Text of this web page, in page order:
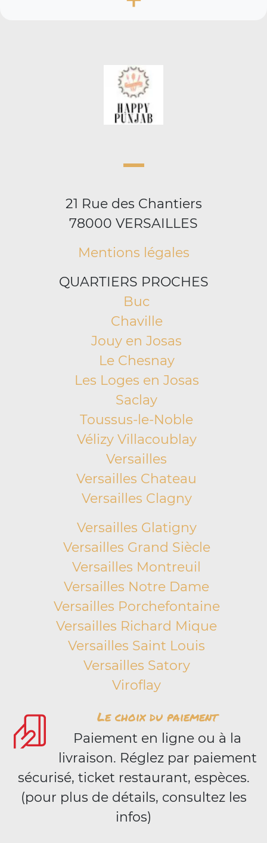
21 Rue des Chantiers
78000 VERSAILLES
Mentions légales
QUARTIERS PROCHES
Buc
Chaville
Jouy en Josas
Le Chesnay
Les Loges en Josas
Saclay
Toussus-le-Noble
Vélizy Villacoublay
Versailles
Versailles Chateau
Versailles Clagny
Versailles Glatigny
Versailles Grand Siècle
Versailles Montreuil
Versailles Notre Dame
Versailles Porchefontaine
Versailles Richard Mique
Versailles Saint Louis
Versailles Satory
Viroflay
Le choix du paiement
Paiement en ligne ou à la
livraison. Réglez par paiement
sécurisé, ticket restaurant, espèces.
(pour plus de détails, consultez les
infos)